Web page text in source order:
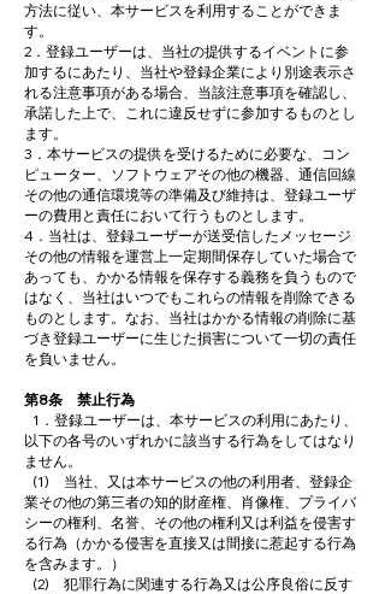
方法に従い、本サービスを利用することができま
す。
2．登録ユーザーは、当社の提供するイベントに参
加するにあたり、当社や登録企業により別途表示さ
れる注意事項がある場合、当該注意事項を確認し、
承諾した上で、これに違反せずに参加するものとし
ます。
3．本サービスの提供を受けるために必要な、コン
ピューター、ソフトウェアその他の機器、通信回線
その他の通信環境等の準備及び維持は、登録ユーザ
ーの費用と責任において行うものとします。
4．当社は、登録ユーザーが送受信したメッセージ
その他の情報を運営上一定期間保存していた場合で
あっても、かかる情報を保存する義務を負うもので
はなく、当社はいつでもこれらの情報を削除できる
ものとします。なお、当社はかかる情報の削除に基
づき登録ユーザーに生じた損害について一切の責任
を負いません。
第8条 禁止行為
1．登録ユーザーは、本サービスの利用にあたり、
以下の各号のいずれかに該当する行為をしてはなり
ません。
(1) 当社、又は本サービスの他の利用者、登録企
業その他の第三者の知的財産権、肖像権、プライバ
シーの権利、名誉、その他の権利又は利益を侵害す
る行為（かかる侵害を直接又は間接に惹起する行為
を含みます。）
(2) 犯罪行為に関連する行為又は公序良俗に反す